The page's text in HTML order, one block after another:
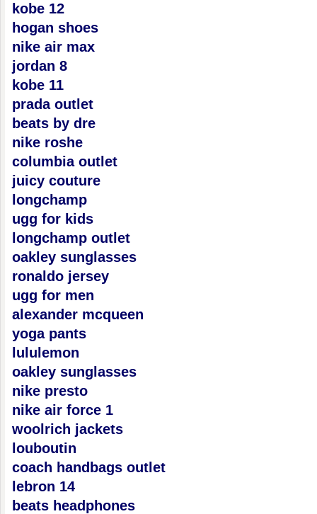
kobe 12
hogan shoes
nike air max
jordan 8
kobe 11
prada outlet
beats by dre
nike roshe
columbia outlet
juicy couture
longchamp
ugg for kids
longchamp outlet
oakley sunglasses
ronaldo jersey
ugg for men
alexander mcqueen
yoga pants
lululemon
oakley sunglasses
nike presto
nike air force 1
woolrich jackets
louboutin
coach handbags outlet
lebron 14
beats headphones